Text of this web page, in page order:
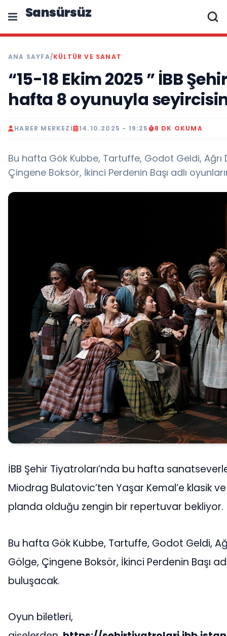
Sansürsüz
ANA SAYFA/KÜLTÜR VE SANAT
“15-18 Ekim 2025 ” İBB
hafta 8 oyunuyla
HABER MERKEZI 14.10.2025 - 19:25 8 DK OKUMA
Bu hafta Gök Kubbe, Tartuffe, Godot Geldi, Ağrı
Çingene Boksör, İkinci Perdenin Başı adlı
İBB Şehir Tiyatroları’nda bu hafta
Miodrag Bulatovic’ten Yaşar Kemal’e klasik
planda olduğu zengin bir repertuvar bekliyor.
Bu hafta Gök Kubbe, Tartuffe, Godot Geldi,
Gölge, Çingene Boksör, İkinci Perdenin Başı
buluşacak.
Oyun biletleri,